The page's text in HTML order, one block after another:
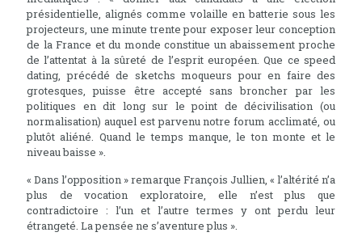
présidentielle, alignés comme volaille en batterie sous les
projecteurs, une minute trente pour exposer leur conception
de la France et du monde constitue un abaissement proche
de l’attentat à la sûreté de l’esprit européen. Que ce speed
dating, précédé de sketchs moqueurs pour en faire des
grotesques, puisse être accepté sans broncher par les
politiques en dit long sur le point de décivilisation (ou
normalisation) auquel est parvenu notre forum acclimaté, ou
plutôt aliéné. Quand le temps manque, le ton monte et le
niveau baisse ».
« Dans l’opposition » remarque François Jullien, « l’altérité n’a
plus de vocation exploratoire, elle n’est plus que
contradictoire : l’un et l’autre termes y ont perdu leur
étrangeté. La pensée ne s’aventure plus ».